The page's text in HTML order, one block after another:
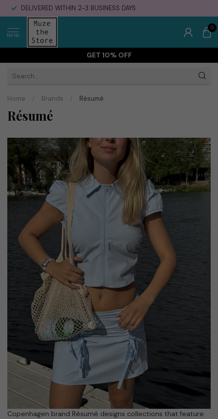
DELIVERED WITHIN 2-3 BUSINESS DAYS
MENU
0
GET 10% OFF
Home / Brands / Résumé
Résumé
Copenhagen brand Résumé designs collections that feature